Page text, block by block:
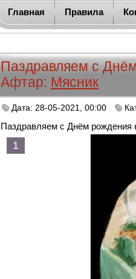
Главная Правила
Паздравляем с
Афтар: Мясник
Дата: 28-05-2021, 00:00
Паздравляем с Днём рождения
1